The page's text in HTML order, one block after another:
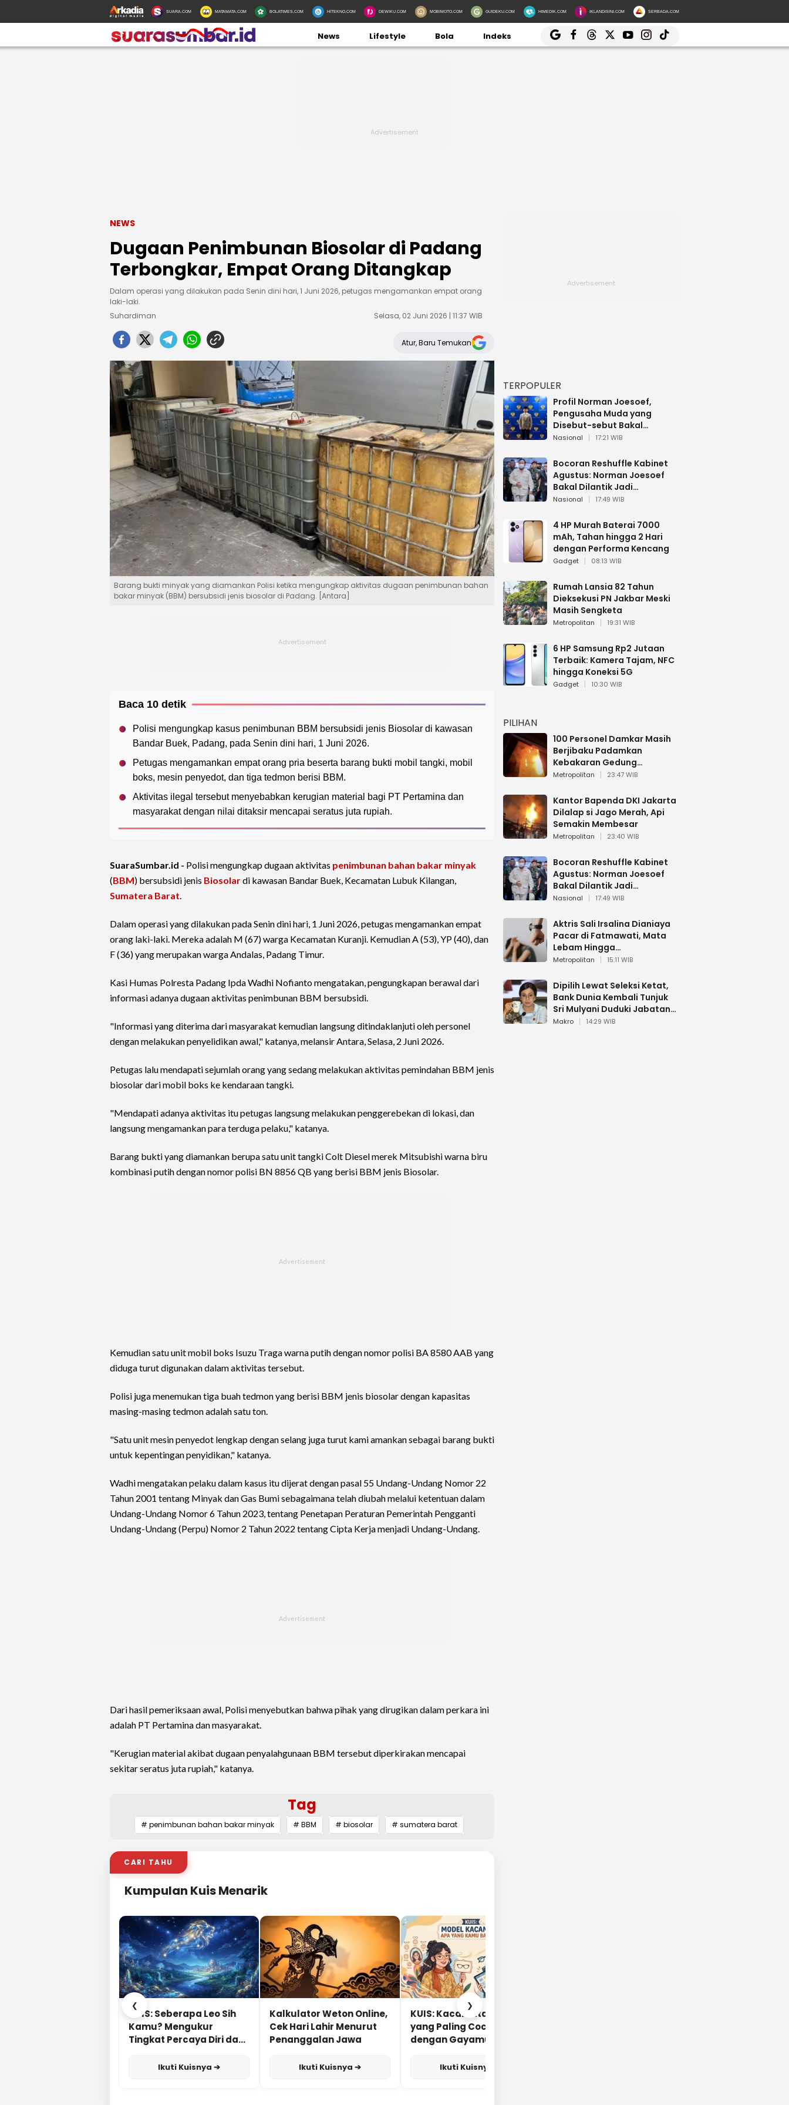
SUARA.COM MATAMATA.COM BOLATIMES.COM HITEKNO.COM DEWIKU.COM MOBIMOTO.COM GUIDEKU.COM HIMEDIK.COM IKLANDISINI.COM SERBADA.COM
News Lifestyle Bola Indeks
NEWS
Dugaan Penimbunan Biosolar di Padang
Terbongkar, Empat Orang Ditangkap
Dalam operasi yang dilakukan pada Senin dini hari, 1 Juni 2026, petugas mengamankan empat orang
laki-laki.
Suhardiman
Selasa, 02 Juni 2026 | 11:37 WIB
Atur, Baru Temukan
Barang bukti minyak yang diamankan Polisi ketika mengungkap aktivitas dugaan penimbunan bahan
bakar minyak (BBM) bersubsidi jenis biosolar di Padang. [Antara]
Baca 10 detik
Polisi mengungkap kasus penimbunan BBM bersubsidi jenis Biosolar di kawasan
Bandar Buek, Padang, pada Senin dini hari, 1 Juni 2026.
Petugas mengamankan empat orang pria beserta barang bukti mobil tangki, mobil
boks, mesin penyedot, dan tiga tedmon berisi BBM.
Aktivitas ilegal tersebut menyebabkan kerugian material bagi PT Pertamina dan
masyarakat dengan nilai ditaksir mencapai seratus juta rupiah.
SuaraSumbar.id - Polisi mengungkap dugaan aktivitas penimbunan bahan bakar minyak
(BBM) bersubsidi jenis Biosolardi kawasan Bandar Buek, Kecamatan Lubuk Kilangan,
Sumatera Barat.
Dalam operasi yang dilakukan pada Senin dini hari, 1 Juni 2026, petugas mengamankan empat
orang laki-laki. Mereka adalah M (67) warga Kecamatan Kuranji. Kemudian A (53), YP (40), dan
F (36) yang merupakan warga Andalas, Padang Timur.
Kasi Humas Polresta Padang Ipda Wadhi Nofianto mengatakan, pengungkapan berawal dari
informasi adanya dugaan aktivitas penimbunan BBM bersubsidi.
"Informasi yang diterima dari masyarakat kemudian langsung ditindaklanjuti oleh personel
dengan melakukan penyelidikan awal," katanya, melansir Antara, Selasa, 2 Juni 2026.
Petugas lalu mendapati sejumlah orang yang sedang melakukan aktivitas pemindahan BBM jenis
biosolar dari mobil boks ke kendaraan tangki.
"Mendapati adanya aktivitas itu petugas langsung melakukan penggerebekan di lokasi, dan
langsung mengamankan para terduga pelaku," katanya.
Barang bukti yang diamankan berupa satu unit tangki Colt Diesel merek Mitsubishi warna biru
kombinasi putih dengan nomor polisi BN 8856 QB yang berisi BBM jenis Biosolar.
Kemudian satu unit mobil boks Isuzu Traga warna putih dengan nomor polisi BA 8580 AAB yang
diduga turut digunakan dalam aktivitas tersebut.
Polisi juga menemukan tiga buah tedmon yang berisi BBM jenis biosolar dengan kapasitas
masing-masing tedmon adalah satu ton.
"Satu unit mesin penyedot lengkap dengan selang juga turut kami amankan sebagai barang bukti
untuk kepentingan penyidikan," katanya.
Wadhi mengatakan pelaku dalam kasus itu dijerat dengan pasal 55 Undang-Undang Nomor 22
Tahun 2001 tentang Minyak dan Gas Bumi sebagaimana telah diubah melalui ketentuan dalam
Undang-Undang Nomor 6 Tahun 2023, tentang Penetapan Peraturan Pemerintah Pengganti
Undang-Undang (Perpu) Nomor 2 Tahun 2022 tentang Cipta Kerja menjadi Undang-Undang.
Dari hasil pemeriksaan awal, Polisi menyebutkan bahwa pihak yang dirugikan dalam perkara ini
adalah PT Pertamina dan masyarakat.
"Kerugian material akibat dugaan penyalahgunaan BBM tersebut diperkirakan mencapai
sekitar seratus juta rupiah," katanya.
Tag
# penimbunan bahan bakar minyak # BBM # biosolar # sumatera barat
CARI TAHU
Kumpulan Kuis Menarik
❮
KUIS: Seberapa Leo Sih
Kamu? Mengukur
Tingkat Percaya Diri dan
Ikuti Kuisnya ➔
Kalkulator Weton Online,
Cek Hari Lahir Menurut
Penanggalan Jawa
Ikuti Kuisnya ➔
KUIS: Kacamata Apa
yang Paling Cocok
dengan Gayamu?
Ikuti Kuisnya ➔
❯
TERPOPULER
Profil Norman Joesoef,
Pengusaha Muda yang
Disebut-sebut Bakal
Dilantik Jadi Wamenhan RI
Nasional 17:21 WIB
Bocoran Reshuffle Kabinet
Agustus: Norman Joesoef
Bakal Dilantik Jadi
Wamenhan RI
Nasional 17:49 WIB
4 HP Murah Baterai 7000
mAh, Tahan hingga 2 Hari
dengan Performa Kencang
Gadget 08:13 WIB
Rumah Lansia 82 Tahun
Dieksekusi PN Jakbar Meski
Masih Sengketa
Metropolitan 19:31 WIB
6 HP Samsung Rp2 Jutaan
Terbaik: Kamera Tajam, NFC
hingga Koneksi 5G
Gadget 10:30 WIB
PILIHAN
100 Personel Damkar Masih
Berjibaku Padamkan
Kebakaran Gedung
Bapenda DKI
Metropolitan 23:47 WIB
Kantor Bapenda DKI Jakarta
Dilalap si Jago Merah, Api
Semakin Membesar
Metropolitan 23:40 WIB
Bocoran Reshuffle Kabinet
Agustus: Norman Joesoef
Bakal Dilantik Jadi
Wamenhan RI
Nasional 17:49 WIB
Aktris Sali Irsalina Dianiaya
Pacar di Fatmawati, Mata
Lebam Hingga
Diselamatkan Polantas
Metropolitan 15:11 WIB
Dipilih Lewat Seleksi Ketat,
Bank Dunia Kembali Tunjuk
Sri Mulyani Duduki Jabatan
Strategis
Makro 14:29 WIB